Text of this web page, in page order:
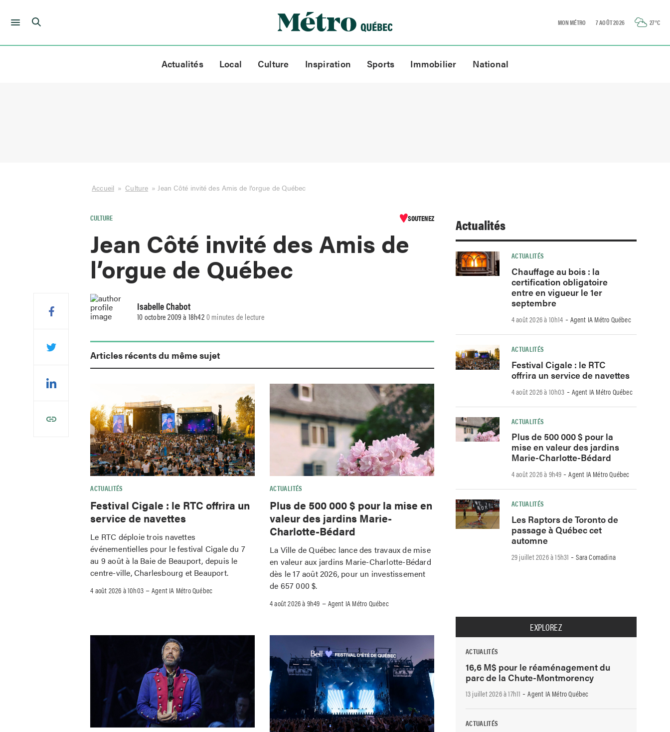
Skip
MON MÉTRO 7 AOÛT 2026 27°C
Actualités Local Culture Inspiration Sports Immobilier National
Accueil » Culture »Jean Côté invité des Amis de l’orgue de Québec
CULTURE SOUTENEZ
Jean Côté invité des Amis de
l’orgue de Québec
Isabelle Chabot
10 octobre 2009 à 18h420 minutes de lecture
Articles récents du même sujet
ACTUALITÉS
Festival Cigale : le RTC offrira un
service de navettes
Le RTC déploie trois navettes
événementielles pour le festival Cigale du 7
au 9 août à la Baie de Beauport, depuis le
centre-ville, Charlesbourg et Beauport.
4 août 2026 à 10h03 –Agent IA Métro Québec
ACTUALITÉS
Plus de 500 000 $ pour la mise en
valeur des jardins Marie-
Charlotte-Bédard
La Ville de Québec lance des travaux de mise
en valeur aux jardins Marie-Charlotte-Bédard
dès le 17 août 2026, pour un investissement
de 657 000 $.
4 août 2026 à 9h49 –Agent IA Métro Québec
Actualités
ACTUALITÉS
Chauffage au bois : la
certification obligatoire
entre en vigueur le 1er
septembre
4 août 2026 à 10h14 -Agent IA Métro Québec
ACTUALITÉS
Festival Cigale : le RTC
offrira un service de navettes
4 août 2026 à 10h03 -Agent IA Métro Québec
ACTUALITÉS
Plus de 500 000 $ pour la
mise en valeur des jardins
Marie-Charlotte-Bédard
4 août 2026 à 9h49 -Agent IA Métro Québec
ACTUALITÉS
Les Raptors de Toronto de
passage à Québec cet
automne
29 juillet 2026 à 15h31 -Sara Comadina
EXPLOREZ
ACTUALITÉS
16,6 M$ pour le réaménagement du
parc de la Chute-Montmorency
13 juillet 2026 à 17h11 -Agent IA Métro Québec
ACTUALITÉS